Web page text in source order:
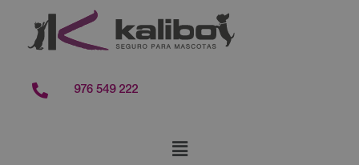
contenido
976 549 222